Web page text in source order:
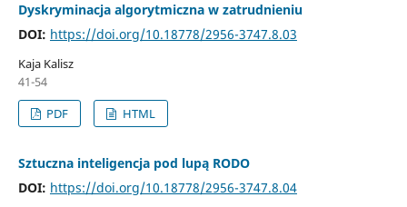
Dyskryminacja algorytmiczna w zatrudnieniu
DOI: https://doi.org/10.18778/2956-3747.8.03
Kaja Kalisz
41-54
PDF
HTML
Sztuczna inteligencja pod lupą RODO
DOI: https://doi.org/10.18778/2956-3747.8.04